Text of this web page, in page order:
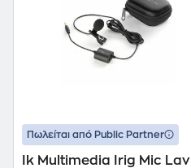
Πωλείται από Public Partner
Ik Multimedia Irig Mic Lav